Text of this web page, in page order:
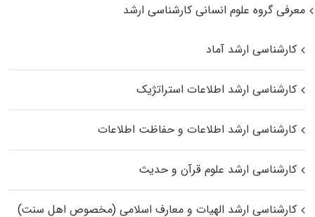
معرفی گروه علوم انسانی کارشناسی ارشد
کارشناسی ارشد آماد
کارشناسی ارشد اطلاعات استراتژیک
کارشناسی ارشد اطلاعات و حفاظت اطلاعات
کارشناسی ارشد علوم قرآن و حدیث
کارشناسی ارشد الهیات و معارف اسلامی (مخصوص اهل سنت)